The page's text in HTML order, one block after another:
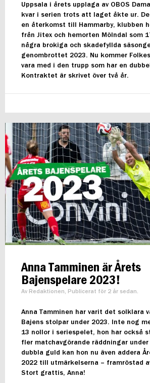
Uppsala i årets upplaga av OBOS
kvar i serien trots att laget åkte ur.
en återkomst till Hammarby, klubben
från Jitex och hemorten Mölndal som
några brokiga och skadefyllda
genombrottet 2023. Nu kommer
vara med i den trupp som har en
Kontraktet är skrivet över två år.
Anna Tamminen är Årets
Bajenspelare 2023!
Av Redaktionen, Publicerat för 2 år sedan.
Anna Tamminen har varit det solklara
Bajens stolpar under 2023. Inte nog
13 nollor i seriespelet, hon har också
fler matchavgörande räddningar under
dubbla guld kan hon nu även addera
2022 till utmärkelserna – framröstad
Stort grattis, Anna!